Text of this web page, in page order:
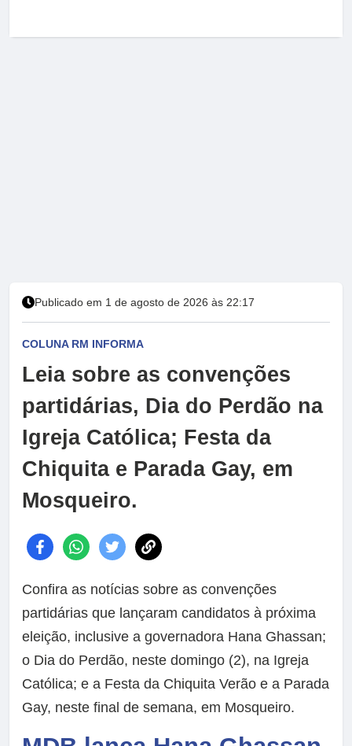
Publicado em 1 de agosto de 2026 às 22:17
COLUNA RM INFORMA
Leia sobre as convenções
partidárias, Dia do Perdão na
Igreja Católica; Festa da
Chiquita e Parada Gay, em
Mosqueiro.
Confira as notícias sobre as convenções
partidárias que lançaram candidatos à próxima
eleição, inclusive a governadora Hana Ghassan;
o Dia do Perdão, neste domingo (2), na Igreja
Católica; e a Festa da Chiquita Verão e a Parada
Gay, neste final de semana, em Mosqueiro.